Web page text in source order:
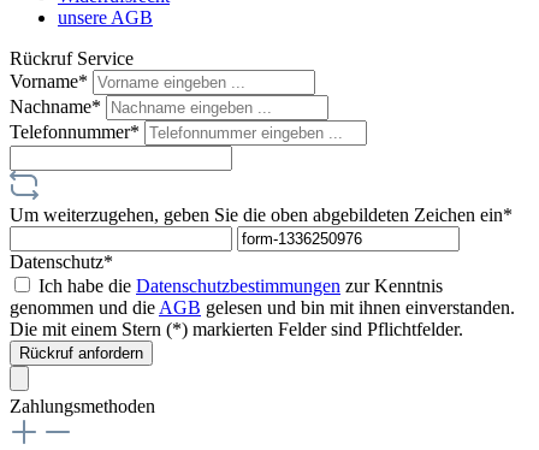
unsere AGB
Rückruf Service
Vorname*
Nachname*
Telefonnummer*
Um weiterzugehen, geben Sie die oben abgebildeten Zeichen ein*
Datenschutz*
Ich habe die Datenschutzbestimmungen zur Kenntnis
genommen und die AGB gelesen und bin mit ihnen einverstanden.
Die mit einem Stern (*) markierten Felder sind Pflichtfelder.
Rückruf anfordern
Zahlungsmethoden